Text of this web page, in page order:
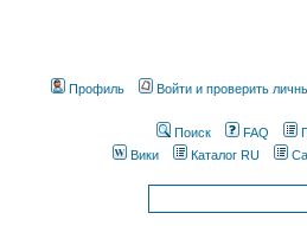
Профиль Войти и проверить
Поиск FAQ
Вики
Каталог RU